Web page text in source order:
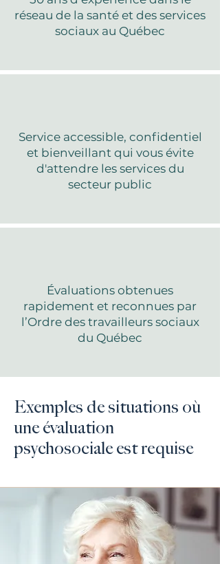
réseau de la santé et des services
sociaux au Québec
Service accessible, confidentiel
et bienveillant qui vous évite
d'attendre les services du
secteur public
Évaluations obtenues
rapidement et reconnues par
l’Ordre des travailleurs sociaux
du Québec
Exemples de situations où
une évaluation
psychosociale est requise